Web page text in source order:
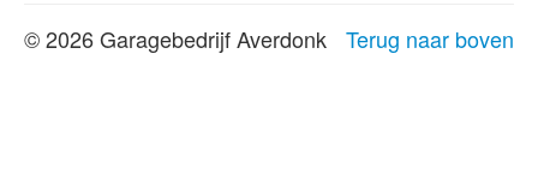
Terug naar boven
© 2026 Garagebedrijf Averdonk